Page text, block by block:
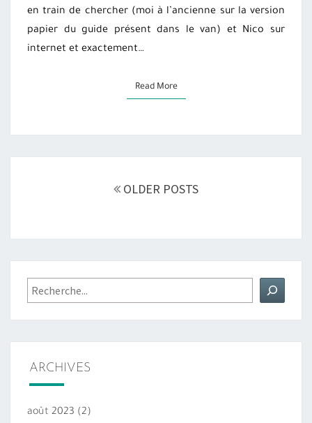
en train de chercher (moi à l’ancienne sur la version
papier du guide présent dans le van) et Nico sur
internet et exactement…
Read MoreRead More
OLDER POSTS
ARCHIVES
août 2023 (2)